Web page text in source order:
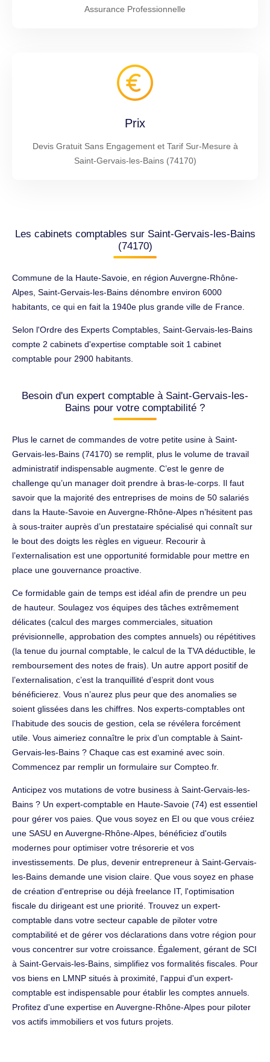
Assurance Professionnelle
Prix
Devis Gratuit Sans Engagement et Tarif Sur-Mesure à
Saint-Gervais-les-Bains (74170)
Les cabinets comptables sur Saint-Gervais-les-Bains
(74170)
Commune de la Haute-Savoie, en région Auvergne-Rhône-
Alpes, Saint-Gervais-les-Bains dénombre environ 6000
habitants, ce qui en fait la 1940e plus grande ville de France.
Selon l'Ordre des Experts Comptables, Saint-Gervais-les-Bains
compte 2 cabinets d'expertise comptable soit 1 cabinet
comptable pour 2900 habitants.
Besoin d'un expert comptable à Saint-Gervais-les-
Bains pour votre comptabilité ?
Plus le carnet de commandes de votre petite usine à Saint-
Gervais-les-Bains (74170) se remplit, plus le volume de travail
administratif indispensable augmente. C’est le genre de
challenge qu’un manager doit prendre à bras-le-corps. Il faut
savoir que la majorité des entreprises de moins de 50 salariés
dans la Haute-Savoie en Auvergne-Rhône-Alpes n’hésitent pas
à sous-traiter auprès d’un prestataire spécialisé qui connaît sur
le bout des doigts les règles en vigueur. Recourir à
l’externalisation est une opportunité formidable pour mettre en
place une gouvernance proactive.
Ce formidable gain de temps est idéal afin de prendre un peu
de hauteur. Soulagez vos équipes des tâches extrêmement
délicates (calcul des marges commerciales, situation
prévisionnelle, approbation des comptes annuels) ou répétitives
(la tenue du journal comptable, le calcul de la TVA déductible, le
remboursement des notes de frais). Un autre apport positif de
l’externalisation, c’est la tranquillité d’esprit dont vous
bénéficierez. Vous n’aurez plus peur que des anomalies se
soient glissées dans les chiffres. Nos experts-comptables ont
l’habitude des soucis de gestion, cela se révélera forcément
utile. Vous aimeriez connaître le prix d’un comptable à Saint-
Gervais-les-Bains ? Chaque cas est examiné avec soin.
Commencez par remplir un formulaire sur Compteo.fr.
Anticipez vos mutations de votre business à Saint-Gervais-les-
Bains ? Un expert-comptable en Haute-Savoie (74) est essentiel
pour gérer vos paies. Que vous soyez en EI ou que vous créiez
une SASU en Auvergne-Rhône-Alpes, bénéficiez d'outils
modernes pour optimiser votre trésorerie et vos
investissements. De plus, devenir entrepreneur à Saint-Gervais-
les-Bains demande une vision claire. Que vous soyez en phase
de création d'entreprise ou déjà freelance IT, l'optimisation
fiscale du dirigeant est une priorité. Trouvez un expert-
comptable dans votre secteur capable de piloter votre
comptabilité et de gérer vos déclarations dans votre région pour
vous concentrer sur votre croissance. Également, gérant de SCI
à Saint-Gervais-les-Bains, simplifiez vos formalités fiscales. Pour
vos biens en LMNP situés à proximité, l'appui d'un expert-
comptable est indispensable pour établir les comptes annuels.
Profitez d'une expertise en Auvergne-Rhône-Alpes pour piloter
vos actifs immobiliers et vos futurs projets.